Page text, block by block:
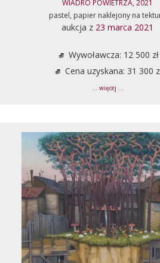
WIADRO POWIETRZA, 2021
pastel, papier naklejony na
aukcja z 23 marca 2021
Wywoławcza: 12 500 zł
Cena uzyskana: 31 300
... więcej ...